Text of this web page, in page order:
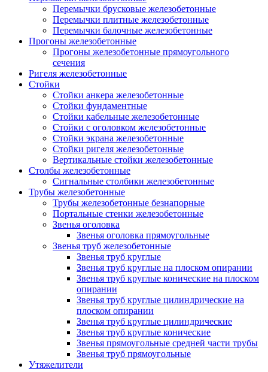
Перемычки брусковые железобетонные
Перемычки плитные железобетонные
Перемычки балочные железобетонные
Прогоны железобетонные
Прогоны железобетонные прямоугольного
сечения
Ригеля железобетонные
Стойки
Стойки анкера железобетонные
Стойки фундаментные
Стойки кабельные железобетонные
Стойки с оголовком железобетонные
Стойки экрана железобетонные
Стойки ригеля железобетонные
Вертикальные стойки железобетонные
Столбы железобетонные
Сигнальные столбики железобетонные
Трубы железобетонные
Трубы железобетонные безнапорные
Портальные стенки железобетонные
Звенья оголовка
Звенья оголовка прямоугольные
Звенья труб железобетонные
Звенья труб круглые
Звенья труб круглые на плоском опирании
Звенья труб круглые конические на плоском
опирании
Звенья труб круглые цилиндрические на
плоском опирании
Звенья труб круглые цилиндрические
Звенья труб круглые конические
Звенья прямоугольные средней части трубы
Звенья труб прямоугольные
Утяжелители